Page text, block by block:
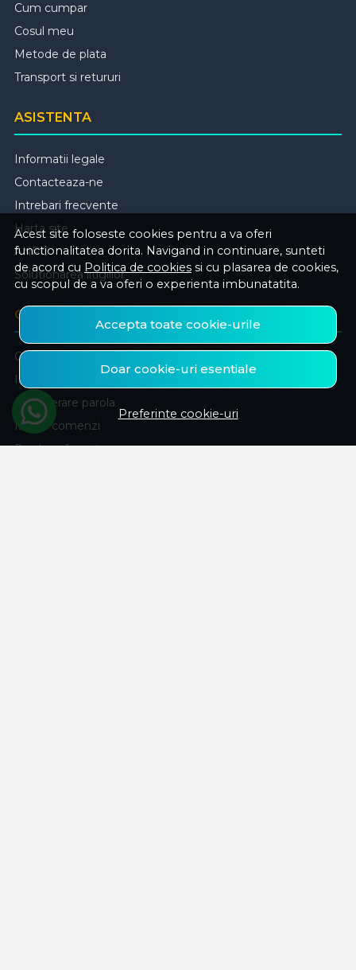
Acest site foloseste cookies pentru a va oferi
functionalitatea dorita. Navigand in continuare, sunteti
de acord cu Politica de cookies si cu plasarea de cookies,
cu scopul de a va oferi o experienta imbunatatita.
Accepta toate cookie-urile
Doar cookie-uri esentiale
Preferinte cookie-uri
Cum cumpar
Cosul meu
Metode de plata
Transport si retururi
ASISTENTA
Informatii legale
Contacteaza-ne
Intrebari frecvente
Harta site
ANPC
Solutionarea litigiilor
CONT CLIENT
Contul meu
Inregistrare
Recuperare parola
Istoric comenzi
Produse favorite